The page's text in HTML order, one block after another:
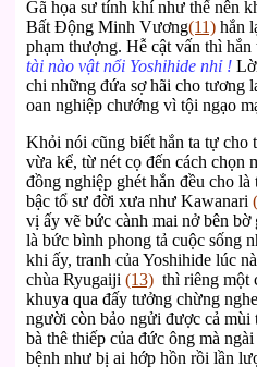
Gã họa sư tính khí như thế nên
Bất Động Minh Vương(11) hắn
phạm thượng. Hễ cật vấn thì
tài nào vật nổi Yoshihide nhỉ !
chi những đứa sợ hãi cho tương
oan nghiệp chướng vì tội ngạo
Khỏi nói cũng biết hắn ta tự cho
vừa kể, từ nét cọ đến cách chọn
đồng nghiệp ghét hắn đều cho
bậc tổ sư đời xưa như Kawanari
vị ấy vẽ bức cành mai nở bên bờ
là bức bình phong tả cuộc sống
khi ấy, tranh của Yoshihide lúc
chùa Ryugaiji (13) thì riêng một
khuya qua đấy tưởng chừng
người còn bảo ngửi được cả mùi
bà thê thiếp của đức ông mà
bệnh như bị ai hớp hồn rồi lần